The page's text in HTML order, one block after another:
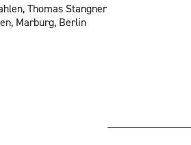
Tho­mas Stang­ner
Mar­burg, Ber­lin